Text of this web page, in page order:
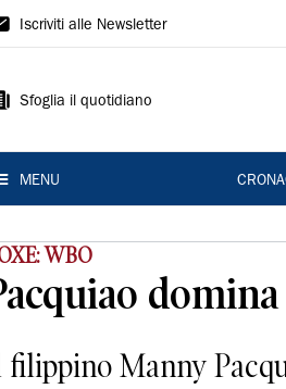
Iscriviti alle Newsletter
Sfoglia il quotidiano
MENU
WBO
filippino Manny